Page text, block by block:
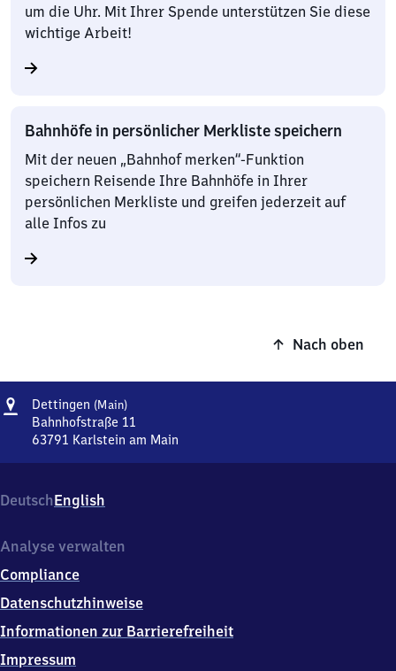
um die Uhr. Mit Ihrer Spende unterstützen Sie diese
wichtige Arbeit!
Bahnhöfe in persönlicher Merkliste speichern
Mit der neuen „Bahnhof merken“-Funktion
speichern Reisende Ihre Bahnhöfe in Ihrer
persönlichen Merkliste und greifen jederzeit auf
alle Infos zu
Nach oben
Adresse
Dettingen (Main)Dettingen
(Main)
Bahnhofstraße 11
63791 Karlstein am Main
Bahnhofstraße
11,
3
9
1
am
Main
DeutschEnglish
Analyse verwalten
Compliance
Datenschutzhinweise
Informationen zur Barrierefreiheit
Impressum